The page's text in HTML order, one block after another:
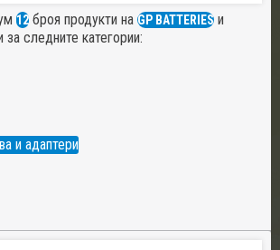
12 броя продукти на GP BATTERIES и
за следните категории:
и адаптери